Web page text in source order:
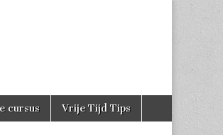
cursus Vrije Tijd Tips